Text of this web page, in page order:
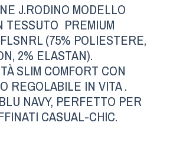
J.RODINO MODELLO
TESSUTO PREMIUM
(75% POLIESTERE,
2% ELASTAN).
SLIM COMFORT CON
REGOLABILE IN VITA .
NAVY, PERFETTO PER
CASUAL-CHIC.